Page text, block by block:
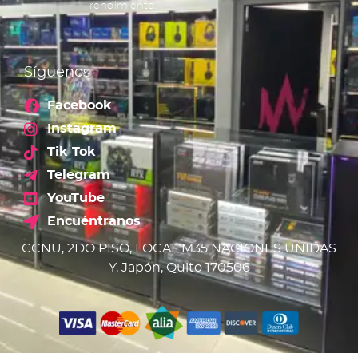
rendimiento.
Síguenos
Facebook
Instagram
Tik Tok
Telegram
YouTube
Encuéntranos
CCNU, 2DO PISO, LOCAL M35 NACIONES UNIDAS
Y, Japón, Quito 170506